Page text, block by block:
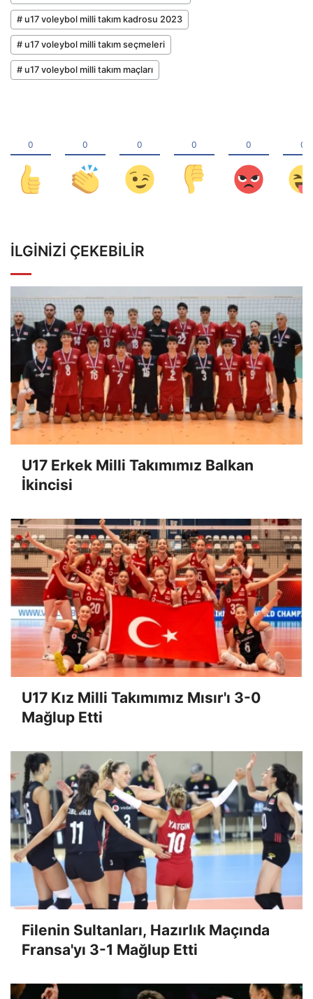
# u17 voleybol milli takım kadrosu 2023
# u17 voleybol milli takım seçmeleri
# u17 voleybol milli takım maçları
İLGINIZI ÇEKEBILIR
U17 Erkek Milli Takımımız Balkan
İkincisi
U17 Kız Milli Takımımız Mısır'ı 3-0
Mağlup Etti
Filenin Sultanları, Hazırlık Maçında
Fransa'yı 3-1 Mağlup Etti